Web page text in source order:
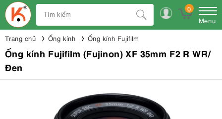
0
Menu
Trang chủ Ống kính Ống kính Fujifilm
Ống kính Fujifilm (Fujinon) XF 35mm F2 R WR/
Đen